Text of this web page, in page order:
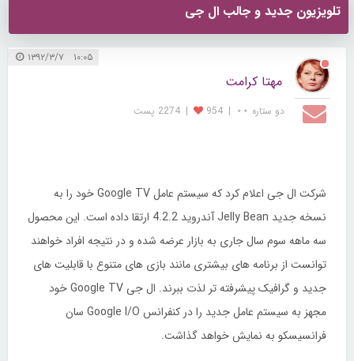
تلویزیون جدید و جالب ال جی
۱۰:۰۵ ۱۳۹۲/۳/۷
مهتا کرامت
دو ستاره ⋆⋆ |
954
| 2274 پست
شرکت ال جی اعلام کرد که سیستم عامل Google TV خود را به
نسخه جدید Jelly Bean آندروید 4.2.2 ارتقا داده است. این محصول
سه ماهه سوم سال جاری به بازار عرضه شده و در نتیجه افراد خواهند
توانست از برنامه های بیشتری مانند بازی های متنوع با قابلیت های
جدید و گرافیک پیشرفته تر لذت ببرند. ال جی Google TV خود
مجهز به سیستم عامل جدید را در کنفرانس Google I/O سان
فرانسیسکو به نمایش خواهد گذاشت.